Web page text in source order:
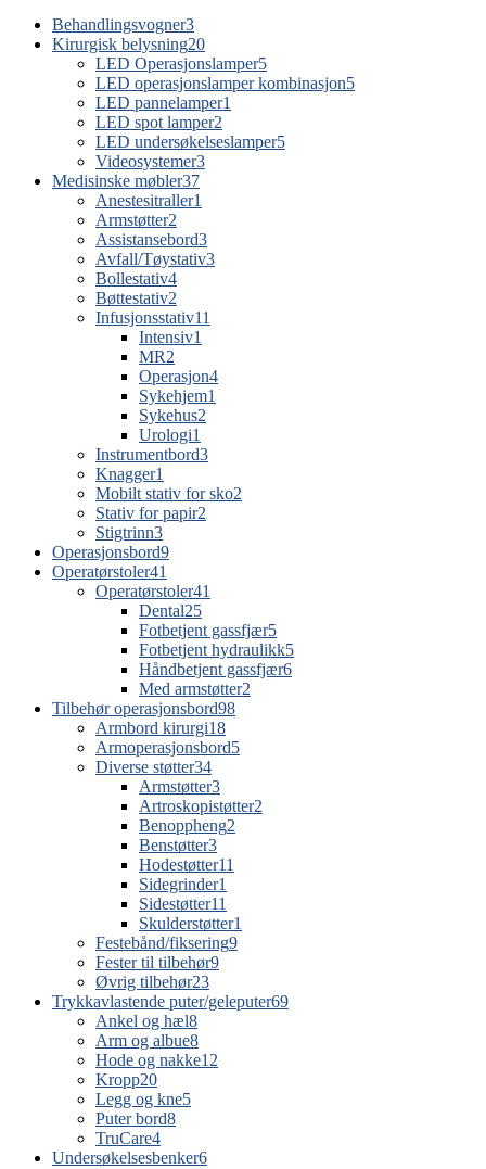
Behandlingsvogner3
Kirurgisk belysning20
LED Operasjonslamper5
LED operasjonslamper kombinasjon5
LED pannelamper1
LED spot lamper2
LED undersøkelseslamper5
Videosystemer3
Medisinske møbler37
Anestesitraller1
Armstøtter2
Assistansebord3
Avfall/Tøystativ3
Bollestativ4
Bøttestativ2
Infusjonsstativ11
Intensiv1
MR2
Operasjon4
Sykehjem1
Sykehus2
Urologi1
Instrumentbord3
Knagger1
Mobilt stativ for sko2
Stativ for papir2
Stigtrinn3
Operasjonsbord9
Operatørstoler41
Operatørstoler41
Dental25
Fotbetjent gassfjær5
Fotbetjent hydraulikk5
Håndbetjent gassfjær6
Med armstøtter2
Tilbehør operasjonsbord98
Armbord kirurgi18
Armoperasjonsbord5
Diverse støtter34
Armstøtter3
Artroskopistøtter2
Benoppheng2
Benstøtter3
Hodestøtter11
Sidegrinder1
Sidestøtter11
Skulderstøtter1
Festebånd/fiksering9
Fester til tilbehør9
Øvrig tilbehør23
Trykkavlastende puter/geleputer69
Ankel og hæl8
Arm og albue8
Hode og nakke12
Kropp20
Legg og kne5
Puter bord8
TruCare4
Undersøkelsesbenker6